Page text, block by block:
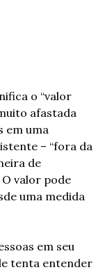
o “valor
afastada
em uma
– “fora da
de
valor pode
uma medida
em seu
tenta entender